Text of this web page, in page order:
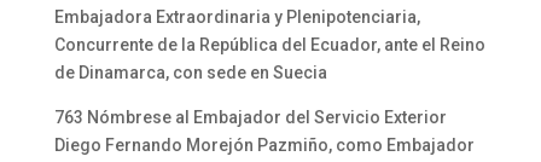
Embajadora Extraordinaria y Plenipotenciaria,
Concurrente de la República del Ecuador, ante el Reino
de Dinamarca, con sede en Suecia
763 Nómbrese al Embajador del Servicio Exterior
Diego Fernando Morejón Pazmiño, como Embajador